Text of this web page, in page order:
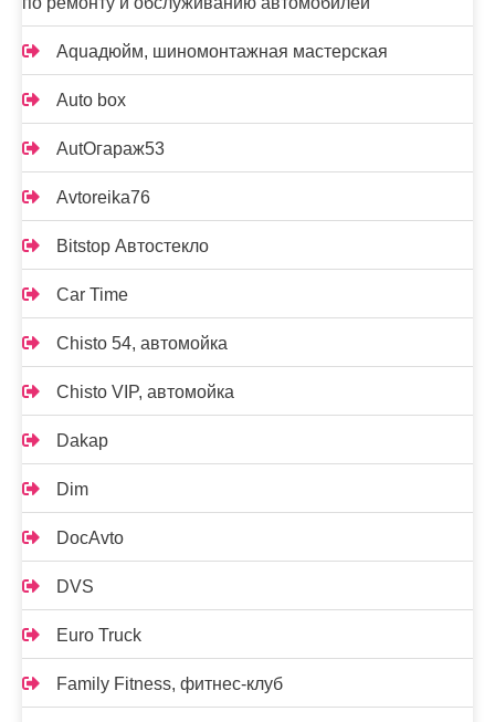
Aquaдюйм, шиномонтажная мастерская
Auto box
AutOгараж53
Avtoreika76
Bitstop Автостекло
Car Time
Chisto 54, автомойка
Chisto VIP, автомойка
Dakap
Dim
DocAvto
DVS
Euro Truck
Family Fitness, фитнес-клуб